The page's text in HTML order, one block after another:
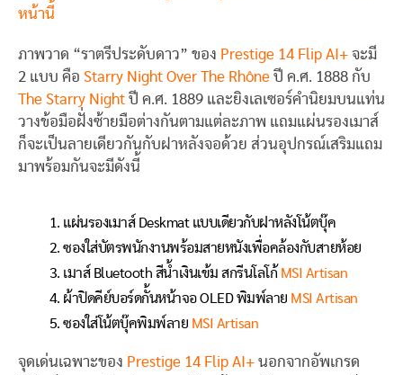
หน้านี้
ภาพวาด “ราตรีประดับดาว” ของ Prestige 14 Flip AI+ จะมี
2 แบบ คือ Starry Night Over The Rhône ปี ค.ศ. 1888 กับ
The Starry Night ปี ค.ศ. 1889 และยิงเลเซอร์คำนิยมบนแท่น
วางข้อมือฝั่งซ้ายมือต่างกันตามแต่ละภาพ แถมแผ่นรองเมาส์
ก็จะเป็นลายเดียวกันกับฝาหลังจอด้วย ส่วนอุปกรณ์เสริมแถม
มาพร้อมกันจะมีดังนี้
แผ่นรองเมาส์ Deskmat แบบเดียวกับฝาหลังโน้ตบุ๊ค
ซองใส่บัตรพนักงานพร้อมสายหนังเพื่อคล้องกับสายห้อย
เมาส์ Bluetooth สีน้ำเงินเข้ม สกรีนโลโก้ MSI Artisan
ผ้าปิดคีย์บอร์ดกั้นหน้าจอ OLED พิมพ์ลาย MSI Artisan
ซองใส่โน้ตบุ๊คพิมพ์ลาย MSI Artisan
จุดเด่นเฉพาะของ Prestige 14 Flip AI+ นอกจากอัพเกรด